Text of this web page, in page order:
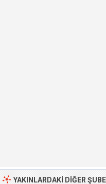
YAKINLARDAKI DIĞER